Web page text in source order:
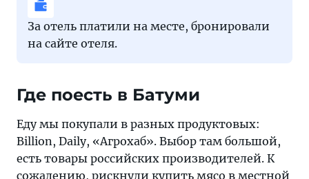
За отель платили на месте, бронировали
на сайте отеля.
Где поесть в Батуми
Еду мы покупали в разных продуктовых:
Billion, Daily, «Агрохаб». Выбор там большой,
есть товары российских производителей. К
сожалению, рискнули купить мясо в местной